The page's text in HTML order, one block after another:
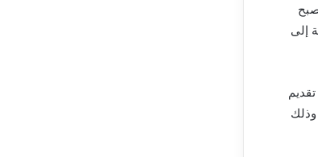
إلى
وذلك